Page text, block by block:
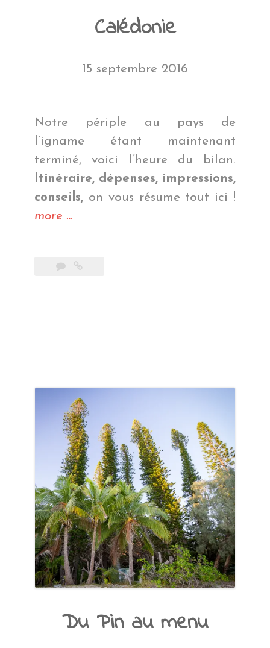
Calédonie
15 septembre 2016
Notre périple au pays de
l’igname étant maintenant
terminé, voici l’heure du bilan.
Itinéraire, dépenses, impressions,
conseils, on vous résume tout ici !
more « Bilan
…
Du Pin au menu